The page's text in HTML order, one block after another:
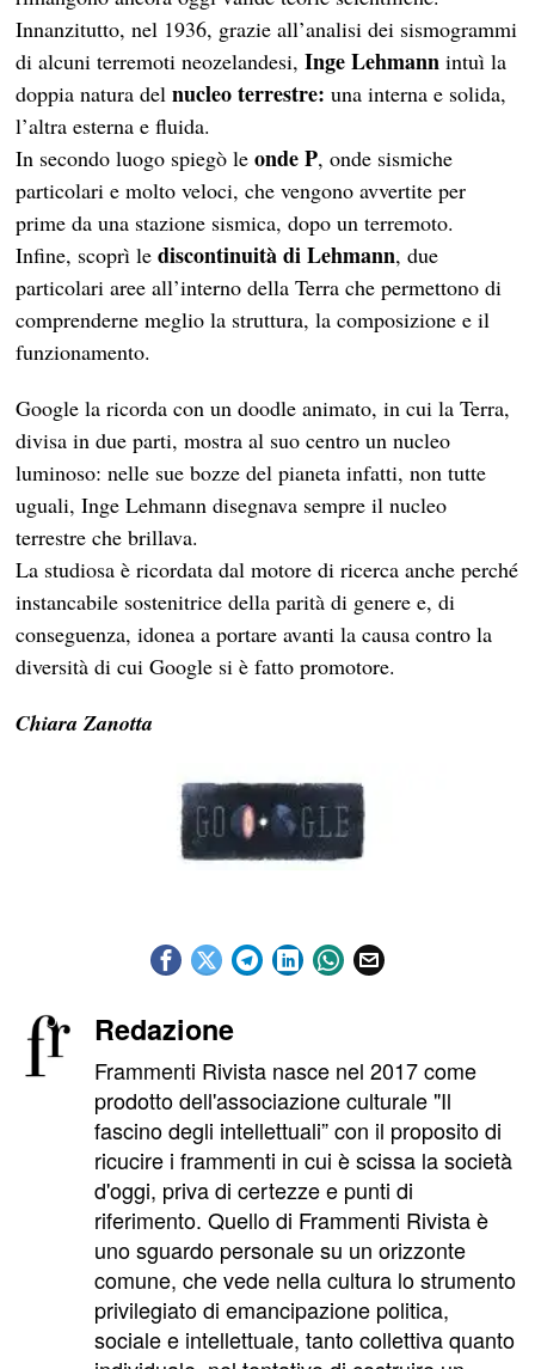
Innanzitutto, nel 1936, grazie all’analisi dei sismogrammi
di alcuni terremoti neozelandesi,Inge Lehmann intuì la
doppia natura delnucleo terrestre:una interna e solida,
l’altra esterna e fluida.
In secondo luogo spiegò leonde P, onde sismiche
particolari e molto veloci, che vengono avvertite per
prime da una stazione sismica, dopo un terremoto.
Infine, scoprì lediscontinuità di Lehmann, due
particolari aree all’interno della Terra che permettono di
comprenderne meglio la struttura, la composizione e il
funzionamento.
Google la ricorda con un doodle animato, in cui la Terra,
divisa in due parti, mostra al suo centro un nucleo
luminoso: nelle sue bozze del pianeta infatti, non tutte
uguali, Inge Lehmann disegnava sempre il nucleo
terrestre che brillava.
La studiosa è ricordata dal motore di ricerca anche perché
instancabile sostenitrice della parità di genere e, di
conseguenza, idonea a portare avanti la causa contro la
diversità di cui Google si è fatto promotore.
Chiara Zanotta
Redazione
Frammenti Rivista nasce nel 2017 come
prodotto dell'associazione culturale "Il
fascino degli intellettuali” con il proposito di
ricucire i frammenti in cui è scissa la società
d'oggi, priva di certezze e punti di
riferimento. Quello di Frammenti Rivista è
uno sguardo personale su un orizzonte
comune, che vede nella cultura lo strumento
privilegiato di emancipazione politica,
sociale e intellettuale, tanto collettiva quanto